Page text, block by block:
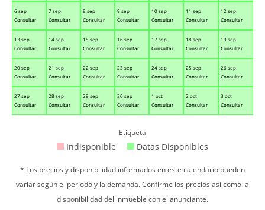
6 sep
Consultar
7 sep
Consultar
8 sep
Consultar
9 sep
Consultar
10 sep
Consultar
11 sep
Consultar
12 sep
Consultar
13 sep
Consultar
14 sep
Consultar
15 sep
Consultar
16 sep
Consultar
17 sep
Consultar
18 sep
Consultar
19 sep
Consultar
20 sep
Consultar
21 sep
Consultar
22 sep
Consultar
23 sep
Consultar
24 sep
Consultar
25 sep
Consultar
26 sep
Consultar
27 sep
Consultar
28 sep
Consultar
29 sep
Consultar
30 sep
Consultar
1 oct
Consultar
2 oct
Consultar
3 oct
Consultar
Etiqueta
Indisponible Datas Disponibles
* Los precios y disponibilidad informados en este calendario pueden
variar según el período y la demanda. Confirme los precios así como la
disponibilidad del inmueble con el anunciante.